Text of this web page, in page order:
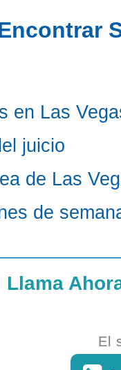
en Las
juicio
de Las
de
Llama
El